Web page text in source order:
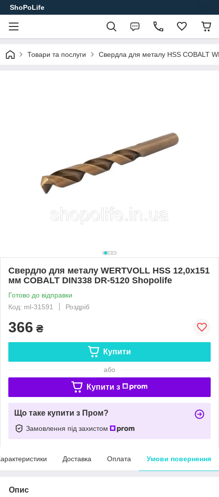
ShoPoLife
Товари та послуги Свердла для металу HSS COBALT
Свердло для металу WERTVOLL HSS 12,0х151
мм COBALT DIN338 DR-5120 Shopolife
Готово до відправки
Код: ml-31591
Роздріб
366 ₴
Купити
або
Купити з
Що таке купити з Пром?
Замовлення під захистом
Доставка Оплата Умови повернення
Опис